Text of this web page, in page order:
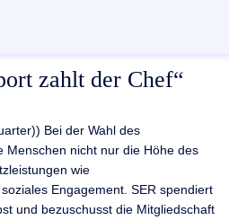
zahlt der Chef“
Bei der Wahl des
Menschen nicht nur die Höhe des
wie
Engagement. SER spendiert
und bezuschusst die Mitgliedschaft